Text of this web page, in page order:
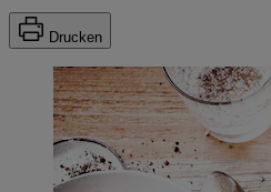
Drucken